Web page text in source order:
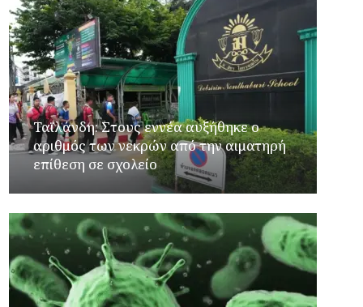
Ταϊλάνδη: Στους εννέα αυξήθηκε ο
αριθμός των νεκρών από την αιματηρή
επίθεση σε σχολείο